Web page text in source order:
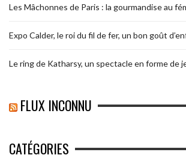
Les Mâchonnes de Paris : la gourmandise au
Expo Calder, le roi du fil de fer, un bon goût
Le ring de Katharsy, un spectacle en forme de
FLUX INCONNU
CATÉGORIES